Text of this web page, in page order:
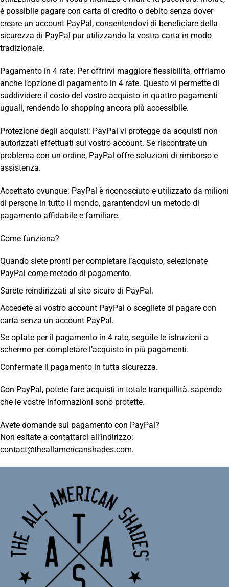
è possibile pagare con carta di credito o debito senza dover
creare un account PayPal, consentendovi di beneficiare della
sicurezza di PayPal pur utilizzando la vostra carta in modo
tradizionale.
Pagamento in 4 rate: Per offrirvi maggiore flessibilità, offriamo
anche l’opzione di pagamento in 4 rate. Questo vi permette di
suddividere il costo del vostro acquisto in quattro pagamenti
uguali, rendendo lo shopping ancora più accessibile.
Protezione degli acquisti: PayPal vi protegge da acquisti non
autorizzati effettuati sul vostro account. Se riscontrate un
problema con un ordine, PayPal offre soluzioni di rimborso e
assistenza.
Accettato ovunque: PayPal è riconosciuto e utilizzato da milioni
di persone in tutto il mondo, garantendovi un metodo di
pagamento affidabile e familiare.
Come funziona?
Quando siete pronti per completare l’acquisto, selezionate
PayPal come metodo di pagamento.
Sarete reindirizzati al sito sicuro di PayPal.
Accedete al vostro account PayPal o scegliete di pagare con
carta senza un account PayPal.
Se optate per il pagamento in 4 rate, seguite le istruzioni a
schermo per completare l’acquisto in più pagamenti.
Confermate il pagamento in tutta sicurezza.
Con PayPal, potete fare acquisti in totale tranquillità, sapendo
che le vostre informazioni sono protette.
Avete domande sul pagamento con PayPal?
Non esitate a contattarci all’indirizzo:
contact@theallamericanshades.com.